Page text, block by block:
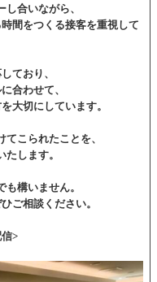
合いながら、
間をつくる接客を重視して
ており、
合わせて、
大切にしています。
こられたことを、
します。
構いません。
ご相談ください。
>